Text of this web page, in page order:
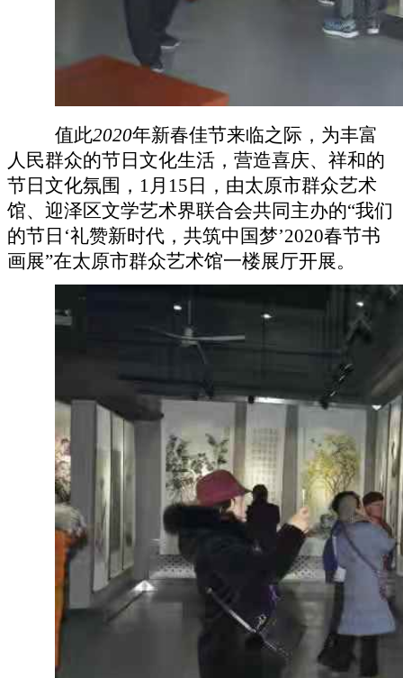
值此2020年新春佳节来临之际，为丰富
人民群众的节日文化生活，营造喜庆、祥和的
节日文化氛围 ， 1月15日， 由太原市群众艺术
馆、 迎泽区文学艺术界联合会共同 主办的“我们
的节日 ‘礼赞新时代，共筑中国梦’2020春节书
画展”在太原市群众艺术馆一楼展厅开展。